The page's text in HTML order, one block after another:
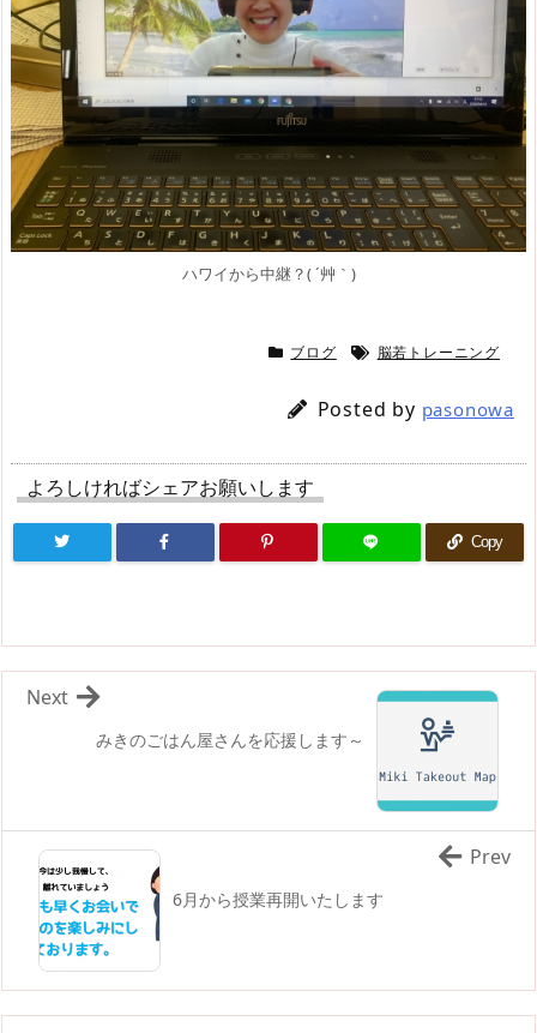
ハワイから中継？( ´艸｀)
ブログ 脳若トレーニング
Posted by pasonowa
よろしければシェアお願いします
Copy
みきのごはん屋さんを応援します～
Next
6月から授業再開いたします
Prev